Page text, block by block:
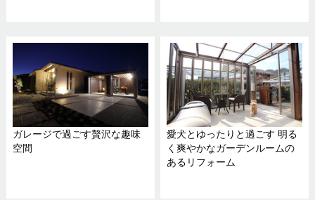
ガレージで過ごす贅沢な趣味
空間
愛犬とゆったりと過ごす 明る
く爽やかなガーデンルームの
あるリフォーム